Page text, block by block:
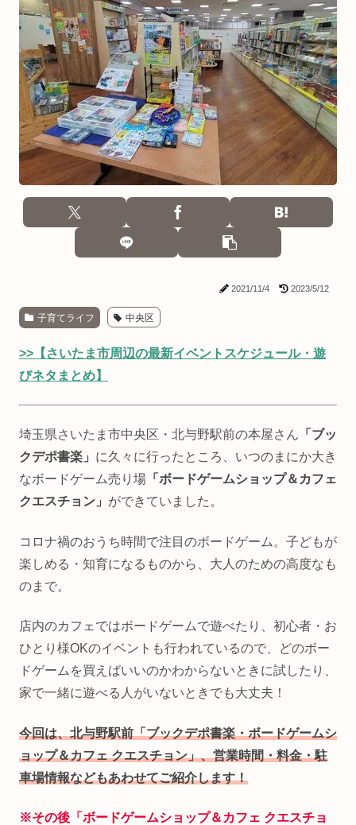
2021/11/4 2023/5/12
子育てライフ 中央区
>>【さいたま市周辺の最新イベントスケジュール・遊
びネタまとめ】
埼玉県さいたま市中央区・北与野駅前の本屋さん 「ブッ
クデポ書楽」 に久々に行ったところ、いつのまにか大き
なボードゲーム売り場 「ボードゲームショップ＆カフェ
クエスチョン」 ができていました。
コロナ禍のおうち時間で注目のボードゲーム。子どもが
楽しめる・知育になるものから、大人のための高度なも
のまで。
店内のカフェではボードゲームで遊べたり、初心者・お
ひとり様OKのイベントも行われているので、どのボー
ドゲームを買えばいいのかわからないときに試したり、
家で一緒に遊べる人がいないときでも大丈夫！
今回は、北与野駅前「ブックデポ書楽・ボードゲームシ
ョップ＆カフェ クエスチョン」、営業時間・料金・駐
車場情報などもあわせてご紹介します！
※その後「ボードゲームショップ＆カフェ クエスチョ